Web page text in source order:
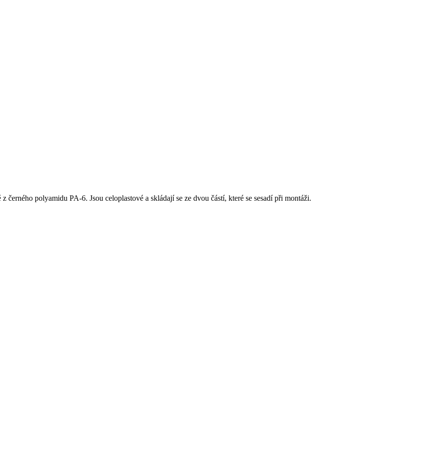
polyamidu PA-6. Jsou celoplastové a skládají se ze dvou částí, které se sesadí při montáži.